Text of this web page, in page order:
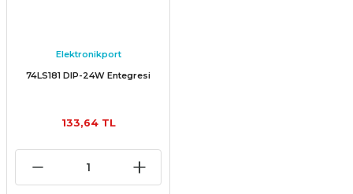
Elektronikport
74LS181 DIP-24W Entegresi
133,64 TL